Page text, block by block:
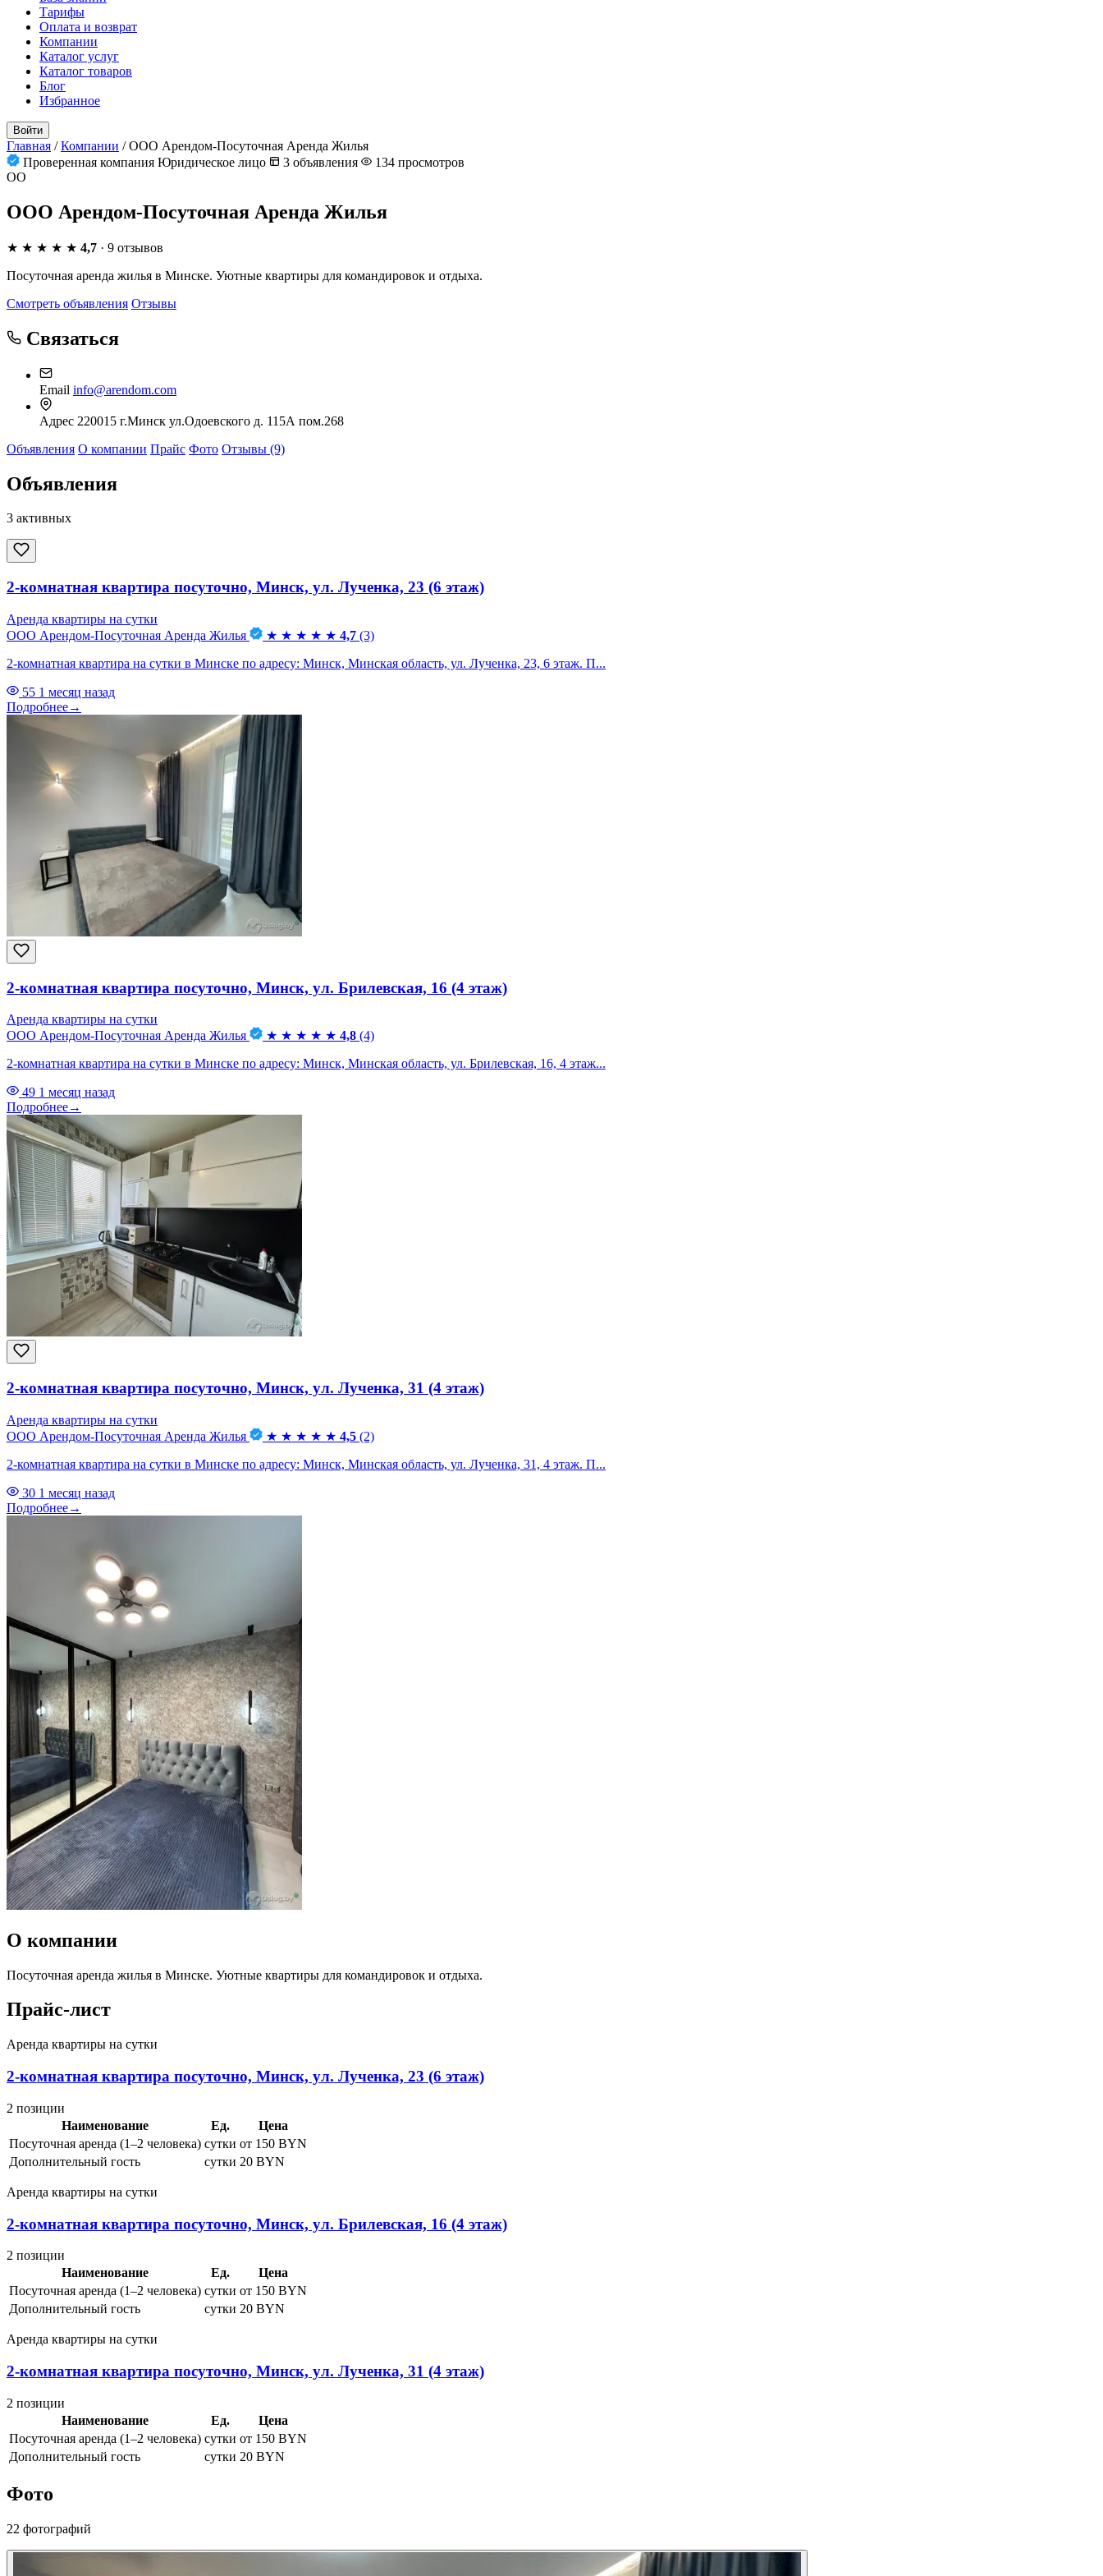
Тарифы
Оплата и возврат
Компании
Каталог услуг
Каталог товаров
Блог
Избранное
Войти
Главная / Компании / ООО Арендом-Посуточная Аренда Жилья
Проверенная компания Юридическое лицо 3 объявления
134 просмотров
ОО
ООО Арендом-Посуточная Аренда Жилья
★ ★ ★ ★ ★ 4,7 · 9 отзывов
Посуточная аренда жилья в Минске. Уютные квартиры для командировок и отдыха.
Смотреть объявления Отзывы
Связаться
Email info@arendom.com
Адрес 220015 г.Минск ул.Одоевского д. 115А пом.268
Объявления О компании Прайс Фото Отзывы (9)
Объявления
3 активных
2-комнатная квартира посуточно, Минск, ул. Лученка, 23 (6 этаж)
Аренда квартиры на сутки
ООО Арендом-Посуточная Аренда Жилья
★ ★ ★ ★ ★ 4,7 (3)
2-комнатная квартира на сутки в Минске по адресу: Минск, Минская область, ул. Лученка, 23, 6 этаж. П...
55 1 месяц назад
Подробнее→
2-комнатная квартира посуточно, Минск, ул. Брилевская, 16 (4 этаж)
Аренда квартиры на сутки
ООО Арендом-Посуточная Аренда Жилья
★ ★ ★ ★ ★ 4,8 (4)
2-комнатная квартира на сутки в Минске по адресу: Минск, Минская область, ул. Брилевская, 16, 4 этаж...
49 1 месяц назад
Подробнее→
2-комнатная квартира посуточно, Минск, ул. Лученка, 31 (4 этаж)
Аренда квартиры на сутки
ООО Арендом-Посуточная Аренда Жилья
★ ★ ★ ★ ★ 4,5 (2)
2-комнатная квартира на сутки в Минске по адресу: Минск, Минская область, ул. Лученка, 31, 4 этаж. П...
30 1 месяц назад
Подробнее→
О компании
Посуточная аренда жилья в Минске. Уютные квартиры для командировок и отдыха.
Прайс-лист
Аренда квартиры на сутки
2-комнатная квартира посуточно, Минск, ул. Лученка, 23 (6 этаж)
2 позиции
Наименование
Ед.
Цена
Посуточная аренда (1–2 человека) сутки от 150 BYN
Дополнительный гость
сутки 20 BYN
Аренда квартиры на сутки
2-комнатная квартира посуточно, Минск, ул. Брилевская, 16 (4 этаж)
2 позиции
Наименование
Ед.
Цена
Посуточная аренда (1–2 человека) сутки от 150 BYN
Дополнительный гость
сутки 20 BYN
Аренда квартиры на сутки
2-комнатная квартира посуточно, Минск, ул. Лученка, 31 (4 этаж)
2 позиции
Наименование
Ед.
Цена
Посуточная аренда (1–2 человека) сутки от 150 BYN
Дополнительный гость
сутки 20 BYN
Фото
22 фотографий